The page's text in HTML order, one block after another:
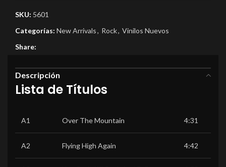
SKU: 5601
Categorías: New Arrivals, Rock, Vinilos Nuevos
Share:
Descripción
Lista de Títulos
A1 Over The Mountain 4:31
A2 Flying High Again 4:42